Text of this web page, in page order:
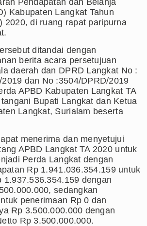
vs Inter Milan Persahabatan
Madrid Tandang ke Ferencvaros
Tewas dalam Penembakan
Munich Menang Tipis Atas
Desak APH Bongkar
Usul BUMD Sumut Kelola
Penyimpangan Dana BOS TA
Tertular HIV/AIDS Melalui
Pulang Mantan PM
vs Manchester United Laga
vs Inter Milan Persahabatan
Kabupaten Langkat Tahun
2020, di ruang rapat paripurna
ditandai dengan
berita acara persetujuan
daerah dan DPRD Langkat No :
dan No :3504/DPRD/2019
APBD Kabupaten Langkat TA
Bupati Langkat dan Ketua
Langkat, Surialam beserta
menerima dan menyetujui
APBD Langkat TA 2020 untuk
Perda Langkat dengan
Rp 1.941.036.354.159 untuk
1.937.536.354.159 dengan
sedangkan
penerimaan Rp 0 dan
Rp 3.500.000.000 dengan
Rp 3.500.000.000.